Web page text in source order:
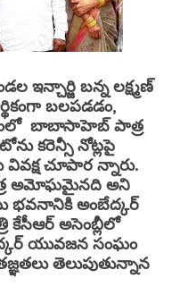
ఇన్చార్జి బన్న లక్ష్మణ్
బలపడడం,
బాబాసాహెబ్ పాత్ర
కరెన్సీ నోట్లపై
వివక్ష చూపార న్నారు.
అమోఘమైనది అని
భవనానికి అంబేద్కర్
కేసీఆర్ అసెంబ్లీలో
యువజన సంఘం
తెలుపుతున్నాన